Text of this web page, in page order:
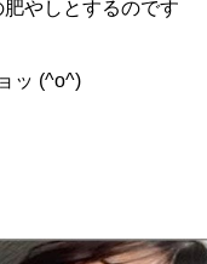
やしとするのです
ッ (^o^)